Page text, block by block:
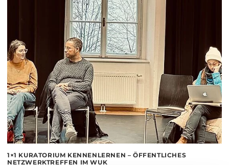
1×1 KURATORIUM KENNENLERNEN – ÖFFENTLICHES
NETZWERKTREFFEN IM WUK